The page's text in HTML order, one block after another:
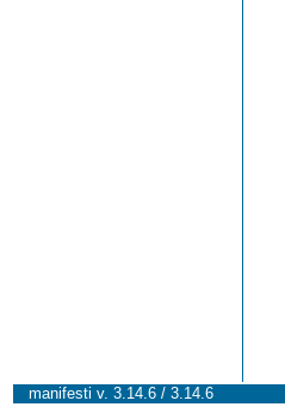
manifesti v. 3.14.6 / 3.14.6